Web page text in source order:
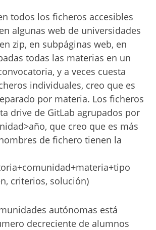
todos los ficheros accesibles
algunas web de universidades
zip, en subpáginas web, en
todas las materias en un
y a veces cuesta
individuales, creo que es
por materia. Los ficheros
drive de GitLab agrupados por
que creo que es más
de fichero tienen la
criterios, solución)
autónomas está
decreciente de alumnos